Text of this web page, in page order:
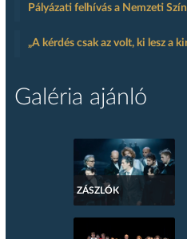
Pályázati felhívás a Nemzeti
„A kérdés csak az volt, ki lesz a
Galéria ajánló
ZÁSZLÓK